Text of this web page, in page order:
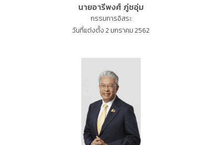
นายอารีพงศ์ ภู่ชอุ่ม
กรรมการอิสระ
วันที่แต่งตั้ง 2 มกราคม 2562